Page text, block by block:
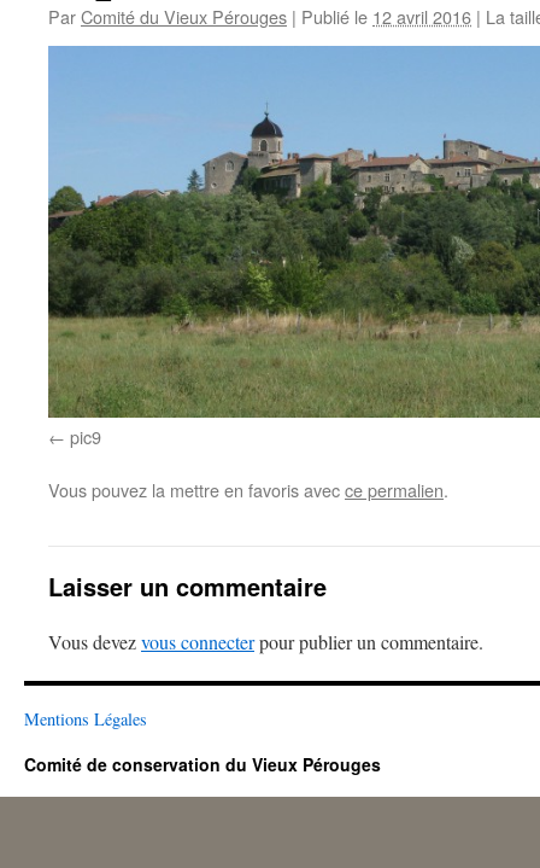
ParComité du Vieux Pérouges | Publié le 12 avril 2016 | La
pic9
Vous pouvez la mettre en favoris avecce permalien.
Laisser un commentaire
Vous devezvous connecterpour publier un commentaire.
Mentions Légales
Comité de conservation du Vieux Pérouges